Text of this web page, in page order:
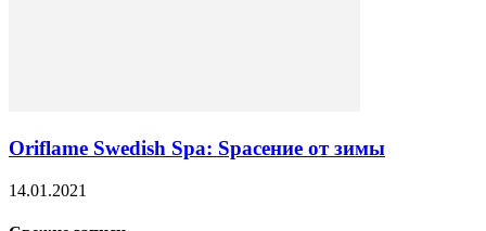
Oriflame Swedish Spa: Spaсение от зимы
14.01.2021